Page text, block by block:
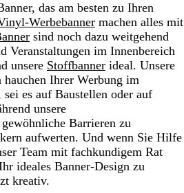
das am besten zu Ihren
Werbebanner machen alles mit
sind noch dazu weitgehend
Veranstaltungen im Innenbereich
unsere Stoffbanner ideal. Unsere
hauchen Ihrer Werbung im
es auf Baustellen oder auf
unsere
gewöhnliche Barrieren zu
aufwerten. Und wenn Sie Hilfe
Team mit fachkundigem Rat
ideales Banner-Design zu
kreativ.